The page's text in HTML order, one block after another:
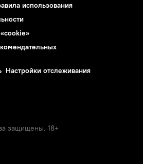
использования
Настройки отслеживания
защищены. 18+